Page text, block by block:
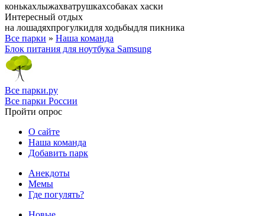
конькахлыжахватрушкахсобаках хаски
Интересный отдых
на лошадяхпрогулкидля ходьбыдля пикника
Все парки » Наша команда
Блок питания для ноутбука Samsung
Все парки.ру
Все парки России
Пройти опрос
О сайте
Наша команда
Добавить парк
Анекдоты
Мемы
Где погулять?